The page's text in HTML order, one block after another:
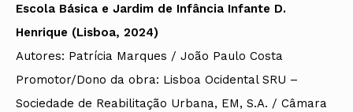
Escola Básica e Jardim de Infância Infante D.
Henrique (Lisboa, 2024)
Autores: Patrícia Marques / João Paulo Costa
Promotor/Dono da obra: Lisboa Ocidental SRU –
Sociedade de Reabilitação Urbana, EM, S.A. / Câmara